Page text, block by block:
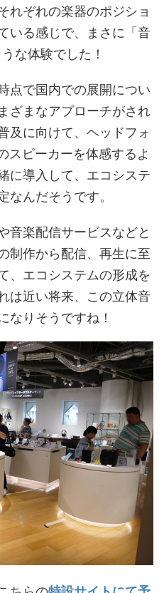
れぞれの楽器のポジショ
いる感じで、まさに「音
な体験でした！
点で国内での展開につい
ざまなアプローチがされ
及に向けて、ヘッドフォ
スピーカーを体感するよ
に導入して、エコシステ
なんだそうです。
音楽配信サービスなどと
制作から配信、再生に至
、エコシステムの形成を
は近い将来、この立体音
なりそうですね！